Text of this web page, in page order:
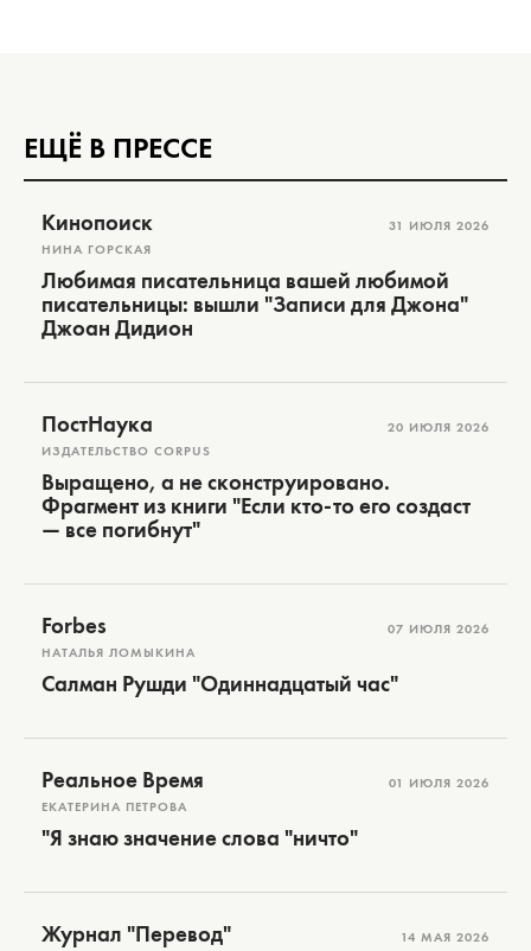
ЕЩЁ В ПРЕССЕ
Кинопоиск
НИНА ГОРСКАЯ
31 ИЮЛЯ 2026
Любимая писательница вашей любимой
писательницы: вышли "Записи для Джона"
Джоан Дидион
ПостНаука
ИЗДАТЕЛЬСТВО CORPUS
20 ИЮЛЯ 2026
Выращено, а не сконструировано.
Фрагмент из книги "Если кто-то его создаст
— все погибнут"
Forbes
НАТАЛЬЯ ЛОМЫКИНА
07 ИЮЛЯ 2026
Салман Рушди "Одиннадцатый час"
Реальное Время
ЕКАТЕРИНА ПЕТРОВА
01 ИЮЛЯ 2026
"Я знаю значение слова "ничто"
Журнал "Перевод" 14 МАЯ 2026